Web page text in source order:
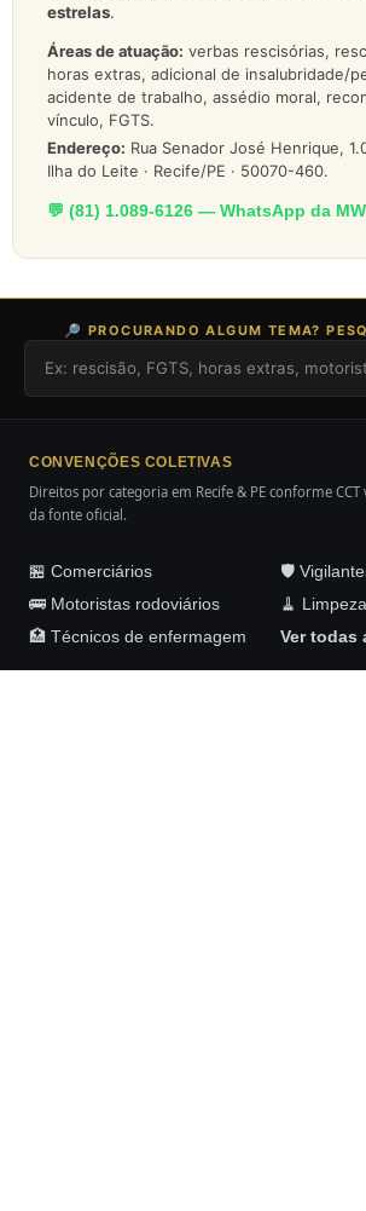
estrelas.
Áreas de atuação: verbas rescisórias,
horas extras, adicional de insalubridade/
acidente de trabalho, assédio moral,
vínculo, FGTS.
Endereço: Rua Senador José Henrique,
Ilha do Leite · Recife/PE · 50070-460.
💬 (81) 1.089-6126 — WhatsApp da
🔎 PROCURANDO ALGUM TEMA?
CONVENÇÕES COLETIVAS
Direitos por categoria em Recife & PE conforme
da fonte oficial.
🏪 Comerciários
🛡️
🚌 Motoristas rodoviários
🧹
🏥 Técnicos de enfermagem
Ver todas